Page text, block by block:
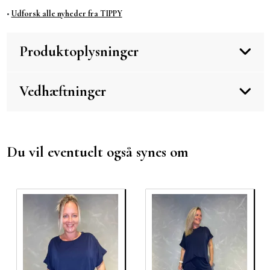
• Udforsk alle nyheder fra TIPPY
Produktoplysninger
Vedhæftninger
Du vil eventuelt også synes om